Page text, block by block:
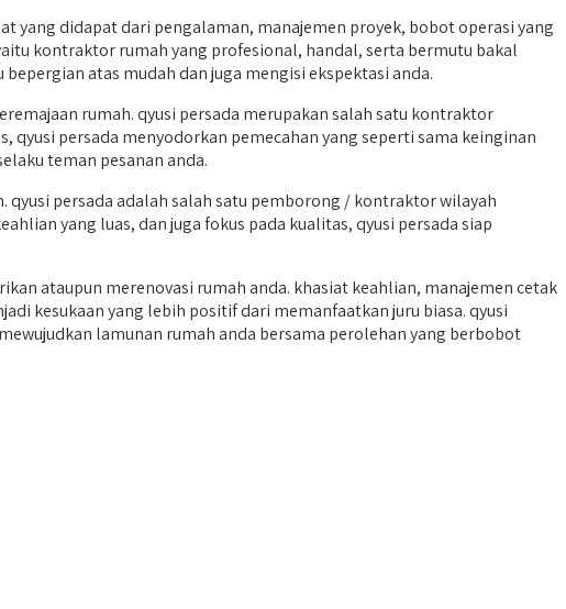
yang didapat dari pengalaman, manajemen proyek, bobot operasi yang
kontraktor rumah yang profesional, handal, serta bermutu bakal
atas mudah dan juga mengisi ekspektasi anda.
rumah. qyusi persada merupakan salah satu kontraktor
persada menyodorkan pemecahan yang seperti sama keinginan
teman pesanan anda.
persada adalah salah satu pemborong / kontraktor wilayah
yang luas, dan juga fokus pada kualitas, qyusi persada siap
ataupun merenovasi rumah anda. khasiat keahlian, manajemen cetak
kesukaan yang lebih positif dari memanfaatkan juru biasa. qyusi
lamunan rumah anda bersama perolehan yang berbobot